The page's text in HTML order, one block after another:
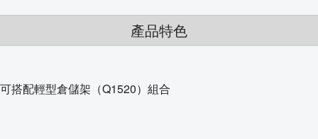
產品特色
可搭配輕型倉儲架（Q1520）組合